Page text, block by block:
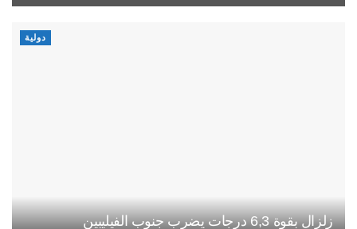
دولية
زلزال بقوة 6,3 درجات يضرب جنوب الفيليبين